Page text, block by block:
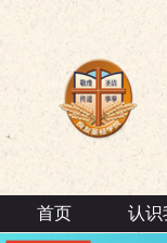
首页 认识